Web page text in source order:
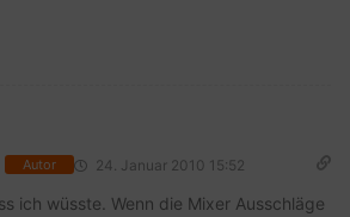
Autor 24. Januar 2010 15:52
ich wüsste. Wenn die Mixer Ausschläge